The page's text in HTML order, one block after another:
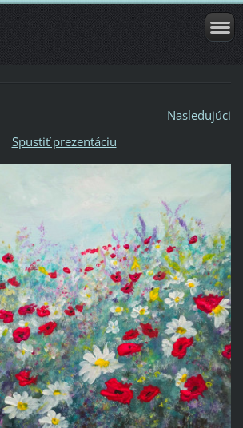
Nasledujúci
Spustiť prezentáciu